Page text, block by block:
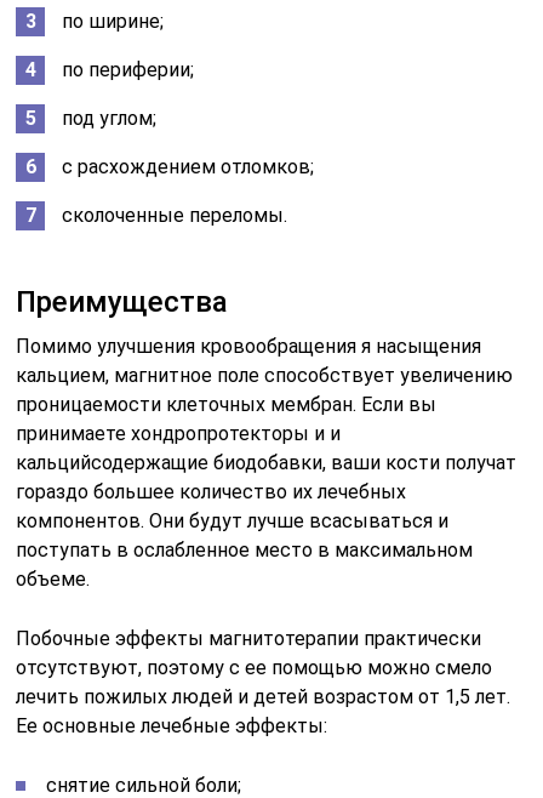
по ширине;
по периферии;
под углом;
с расхождением отломков;
сколоченные переломы.
Преимущества
Помимо улучшения кровообращения я насыщения
кальцием, магнитное поле способствует увеличению
проницаемости клеточных мембран. Если вы
принимаете хондропротекторы и и
кальцийсодержащие биодобавки, ваши кости получат
гораздо большее количество их лечебных
компонентов. Они будут лучше всасываться и
поступать в ослабленное место в максимальном
объеме.
Побочные эффекты магнитотерапии практически
отсутствуют, поэтому с ее помощью можно смело
лечить пожилых людей и детей возрастом от 1,5 лет.
Ее основные лечебные эффекты:
снятие сильной боли;